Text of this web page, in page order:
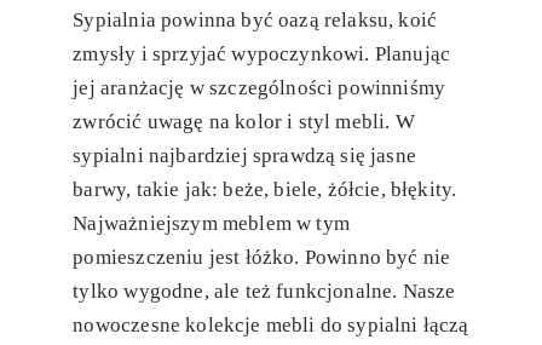
Sypialnia powinna być oazą relaksu, koić
zmysły i sprzyjać wypoczynkowi. Planując
jej aranżację w szczególności powinniśmy
zwrócić uwagę na kolor i styl mebli. W
sypialni najbardziej sprawdzą się jasne
barwy, takie jak: beże, biele, żółcie, błękity.
Najważniejszym meblem w tym
pomieszczeniu jest łóżko. Powinno być nie
tylko wygodne, ale też funkcjonalne. Nasze
nowoczesne kolekcje mebli do sypialni łączą